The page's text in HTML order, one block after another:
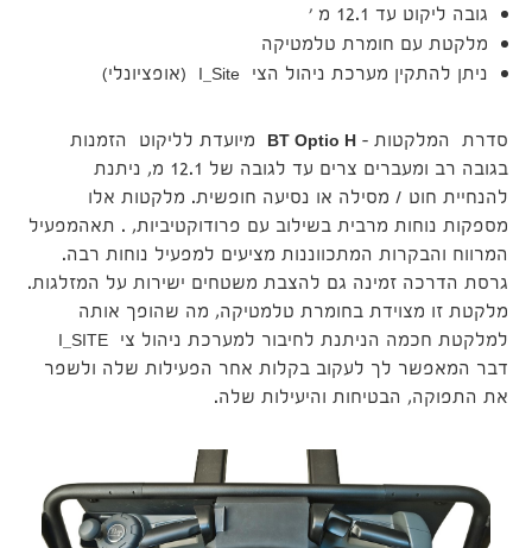
גובה ליקוט עד 12.1 מ '
מלקטת עם חומרת טלמטיקה
ניתן להתקין מערכת ניהול הצי I_Site (אופציונלי)
סדרת המלקטות – BT Optio H מיועדת לליקוט הזמנות
בגובה רב ומעברים צרים עד לגובה של 12.1 מ, ניתנת
להנחיית חוט / מסילה או נסיעה חופשית. מלקטות אלו
מספקות נוחות מרבית בשילוב עם פרודוקטיביות, . תאהמפעיל
המרווח והבקרות המתכווננות מציעים למפעיל נוחות רבה.
גרסת הדרכה זמינה גם להצבת משטחים ישירות על המזלגות.
מלקטת זו מצוידת בחומרת טלמטיקה, מה שהופך אותה
למלקטת חכמה הניתנת לחיבור למערכת ניהול צי I_SITE
דבר המאפשר לך לעקוב בקלות אחר הפעילות שלה ולשפר
את התפוקה, הבטיחות והיעילות שלה.